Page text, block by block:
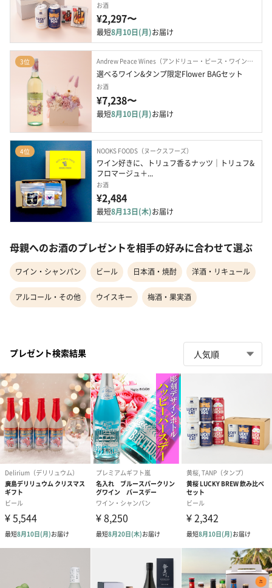
お酒
¥2,297〜
最短8月10日(月)お届け
3位 Andrew Peace Wines（アンドリュー・ピース・ワインズ）
選べるワイン&タンプ限定Flower BAGセット
お酒
¥7,238〜
最短8月10日(月)お届け
4位 NOOKS FOODS（ヌークスフーズ）
ワイン好きに、トリュフ香るナッツ｜トリュフ&
フロマージュ＋...
お酒
¥2,484
最短8月13日(木)お届け
母親へのお酒のプレゼントを相手の好みに合わせて選ぶ
ワイン・シャンパン ビール 日本酒・焼酎 洋酒・リキュール
アルコール・その他 ウイスキー 梅酒・果実酒
プレゼント検索結果